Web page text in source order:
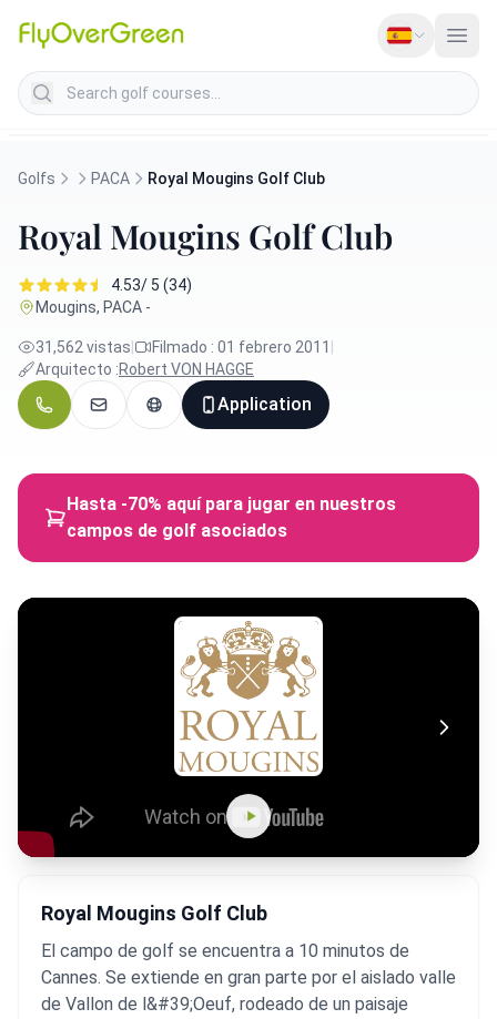
Search golf courses
Golfs PACA Royal Mougins Golf Club
Royal Mougins Golf Club
4.53/ 5 (34)
Mougins, PACA -
31,562 vistas Filmado : 01 febrero 2011
Arquitecto :Robert VON HAGGE
Application
Hasta -70% aquí para jugar en nuestros
campos de golf asociados
Royal Mougins Golf Club
El campo de golf se encuentra a 10 minutos de
Cannes. Se extiende en gran parte por el aislado valle
de Vallon de l&#39;Oeuf, rodeado de un paisaje